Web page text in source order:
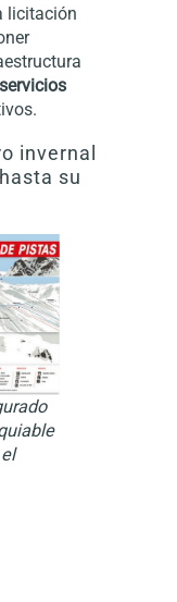
licitación
servicios
invernal
su